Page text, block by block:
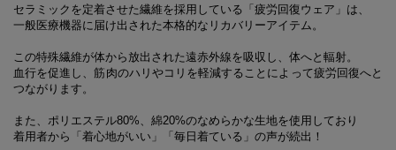
セラミックを定着させた繊維を採用している「疲労回復ウェア」は、
一般医療機器に届け出された本格的なリカバリーアイテム。
この特殊繊維が体から放出された遠赤外線を吸収し、体へと輻射。
血行を促進し、筋肉のハリやコリを軽減することによって疲労回復へと
つながります。
また、ポリエステル80%、綿20%のなめらかな生地を使用しており
着用者から「着心地がいい」「毎日着ている」の声が続出！